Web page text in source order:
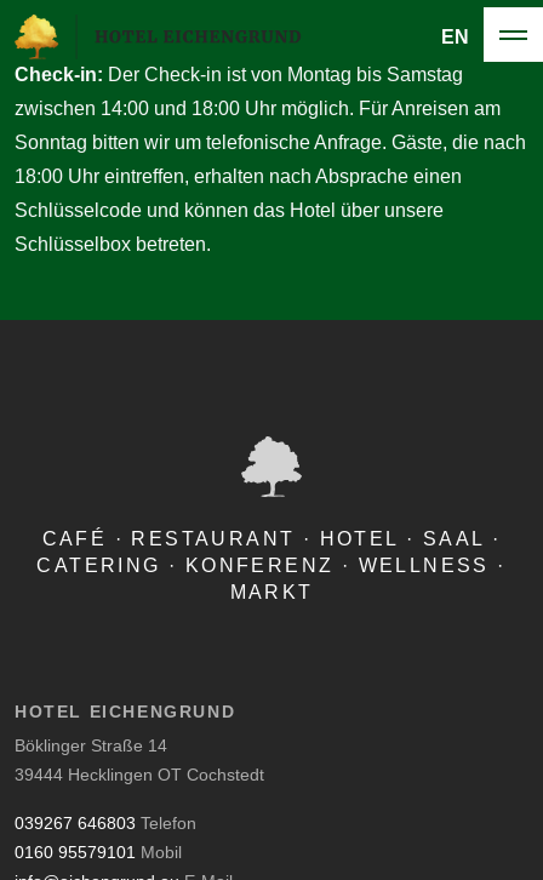
EN
Check-in: Der Check-in ist von Montag bis Samstag
zwischen 14:00 und 18:00 Uhr möglich. Für Anreisen am
Sonntag bitten wir um telefonische Anfrage. Gäste, die nach
18:00 Uhr eintreffen, erhalten nach Absprache einen
Schlüsselcode und können das Hotel über unsere
Schlüsselbox betreten.
CAFÉ · RESTAURANT · HOTEL · SAAL ·
CATERING · KONFERENZ · WELLNESS ·
MARKT
HOTEL EICHENGRUND
Böklinger Straße 14
39444 Hecklingen OT Cochstedt
039267 646803 Telefon
0160 95579101 Mobil